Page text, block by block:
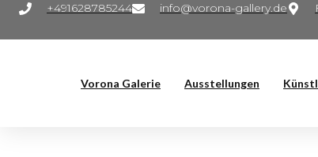
+491628785244 info@vorona-gallery.de
Vorona Galerie Ausstellungen